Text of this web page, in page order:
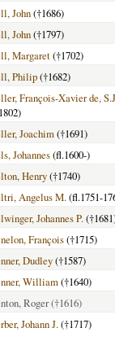
John(†1686)
John(†1797)
Margaret(†1702)
Philip(†1682)
François-Xavier de,
Joachim(†1691)
Johannes(fl.1600-)
Henry(†1740)
Angelus M.(fl.1751-
Johannes P.
François(†1715)
Dudley(†1587)
William(†1640)
Roger(†1616)
Johann J.(†1717)